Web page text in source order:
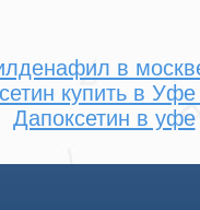
в
купить в Уфе
Дапоксетин в уфе